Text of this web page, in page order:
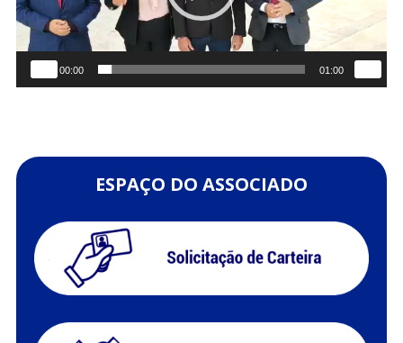
00:00 01:00
ESPAÇO DO ASSOCIADO